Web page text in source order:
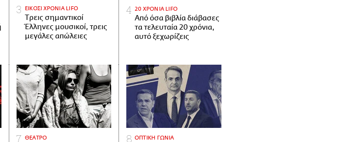
ΕΙΚΟΣΙ ΧΡΟΝΙΑ LIFO
Tρεις σημαντικοί
Έλληνες μουσικοί, τρεις
μεγάλες απώλειες
20 ΧΡΟΝΙΑ LIFO
Από όσα βιβλία διάβασες
τα τελευταία 20 χρόνια,
αυτό ξεχωρίζεις
ΘΕΑΤΡΟ ΟΠΤΙΚΗ ΓΩΝΙΑ